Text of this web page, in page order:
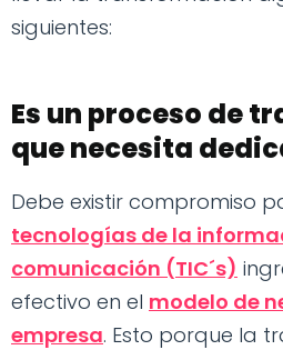
siguientes:
Es un proceso de
que necesita
Debe existir compromiso
tecnologías de la
comunicación (TIC´s)
efectivo en el modelo de
empresa. Esto porque la